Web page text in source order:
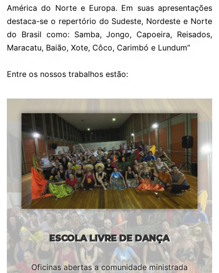
América do Norte e Europa. Em suas apresentações
destaca-se o repertório do Sudeste, Nordeste e Norte
do Brasil como: Samba, Jongo, Capoeira, Reisados,
Maracatu, Baião, Xote, Côco, Carimbó e Lundum”
Entre os nossos trabalhos estão:
ESCOLA LIVRE DE DANÇA
Oficinas abertas a comunidade ministrada